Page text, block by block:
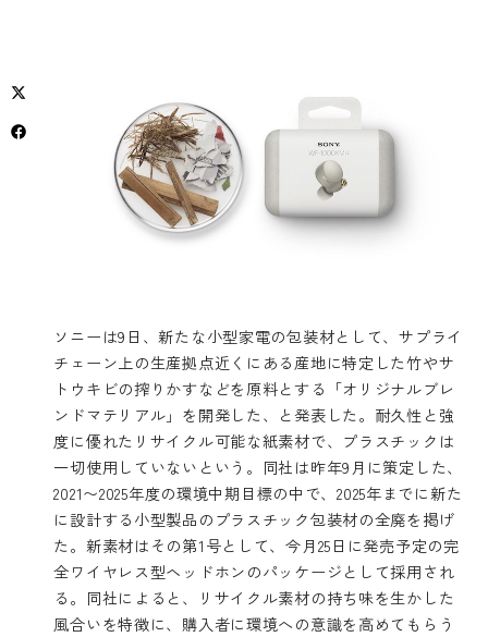
ソニーは9日、新たな小型家電の包装材として、サプライ
チェーン上の生産拠点近くにある産地に特定した竹やサ
トウキビの搾りかすなどを原料とする「オリジナルブレ
ンドマテリアル」を開発した、と発表した。耐久性と強
度に優れたリサイクル可能な紙素材で、プラスチックは
一切使用していないという。同社は昨年9月に策定した、
2021〜2025年度の環境中期目標の中で、2025年までに新た
に設計する小型製品のプラスチック包装材の全廃を掲げ
た。新素材はその第1号として、今月25日に発売予定の完
全ワイヤレス型ヘッドホンのパッケージとして採用され
る。同社によると、リサイクル素材の持ち味を生かした
風合いを特徴に、購入者に環境への意識を高めてもらう